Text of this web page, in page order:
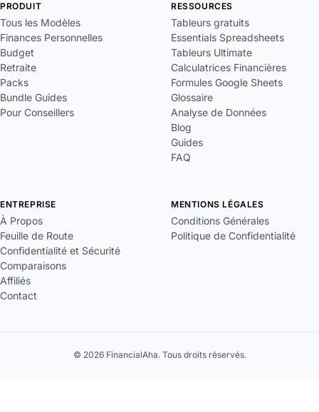
PRODUIT
Tous les Modèles
Finances Personnelles
Budget
Retraite
Packs
Bundle Guides
Pour Conseillers
RESSOURCES
Tableurs gratuits
Essentials Spreadsheets
Tableurs Ultimate
Calculatrices Financières
Formules Google Sheets
Glossaire
Analyse de Données
Blog
Guides
FAQ
ENTREPRISE
À Propos
Feuille de Route
Confidentialité et Sécurité
Comparaisons
Affiliés
Contact
MENTIONS LÉGALES
Conditions Générales
Politique de Confidentialité
© 2026 FinancialAha. Tous droits réservés.